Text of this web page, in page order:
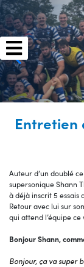
Skip
to
content
Entretien
Auteur d’un doublé
supersonique Shann
à déjà inscrit 5 essais
Retour avec lui sur
qui attend l’équipe ce
Bonjour Shann,
Bonjour, ça va super